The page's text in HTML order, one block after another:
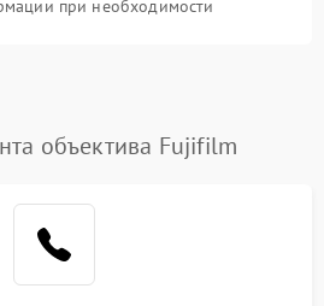
при необходимости
объектива Fujifilm